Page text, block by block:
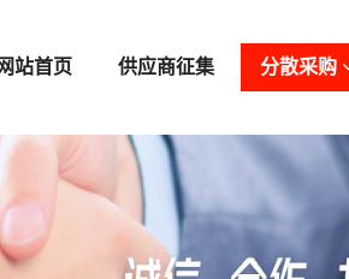
站首页 供应商征集 分散采购